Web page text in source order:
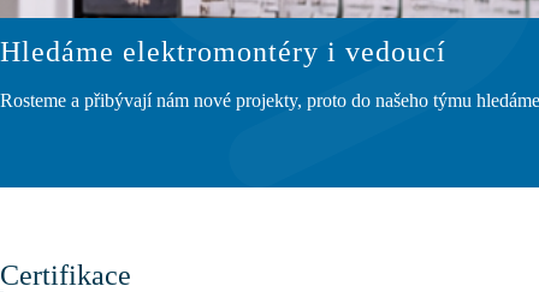
Hledáme elektromontéry i vedoucí
Rosteme a přibývají nám nové projekty, proto do našeho týmu
Certifikace